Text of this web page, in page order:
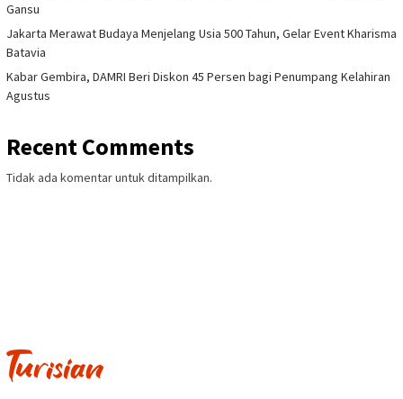
Gansu
Jakarta Merawat Budaya Menjelang Usia 500 Tahun, Gelar Event Kharisma
Batavia
Kabar Gembira, DAMRI Beri Diskon 45 Persen bagi Penumpang Kelahiran
Agustus
Recent Comments
Tidak ada komentar untuk ditampilkan.